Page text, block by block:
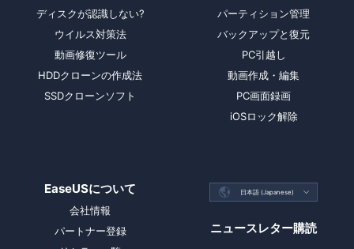
ディスクが認識しない?
ウイルス対策法
動画修復ツール
HDDクローンの作成法
SSDクローンソフト
パーティション管理
バックアップと復元
PC引越し
動画作成・編集
PC画面録画
iOSロック解除
EaseUSについて
会社情報
パートナー登録
 日本語 (Japanese) 
ニュースレター購読